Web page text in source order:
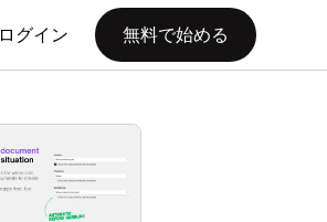
ログイン 無料で始める